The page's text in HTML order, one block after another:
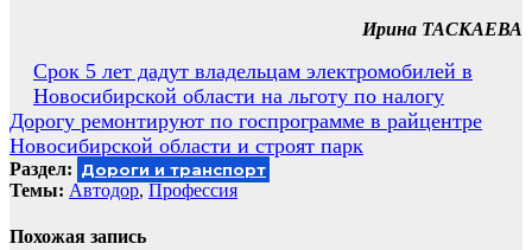
Ирина ТАСКАЕВА
Навигация
по
записям
Срок 5 лет дадут владельцам электромобилей в
Новосибирской области на льготу по налогу
Дорогу ремонтируют по госпрограмме в райцентре
Новосибирской области и строят парк
Раздел: Дороги и транспорт
Темы: Автодор, Профессия
Похожая запись